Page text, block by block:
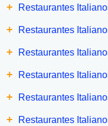
+ Restaurantes
+ Restaurantes
+ Restaurantes
+ Restaurantes
+ Restaurantes
+ Restaurantes